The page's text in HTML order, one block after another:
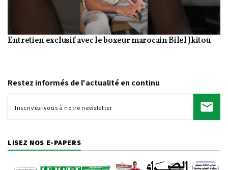
Video
Entretien exclusif avec le boxeur marocain Bilel Jkitou
Restez informés de l'actualité en continu
LISEZ NOS E-PAPERS